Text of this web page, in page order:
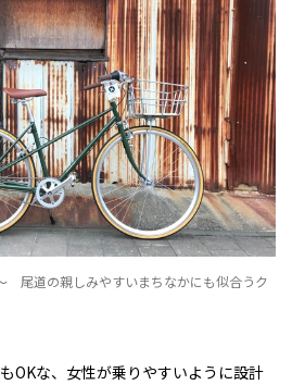
尾道の親しみやすいまちなかにも似合うク
OKな、女性が乗りやすいように設計